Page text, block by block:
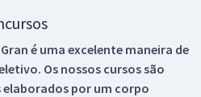
é uma excelente maneira de
Os nossos cursos são
por um corpo